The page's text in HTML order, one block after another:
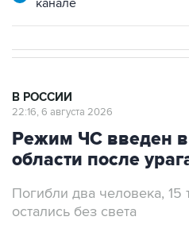
Режим ЧС введен в
области после
Погибли два человека, 15
Москва. 6 августа.